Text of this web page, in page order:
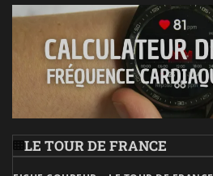
LE TOUR DE FRANCE